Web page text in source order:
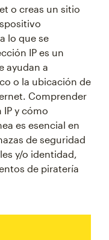
o creas un sitio
lo que se
IP es un
ayudan a
o la ubicación de
Comprender
y cómo
es esencial en
de seguridad
y/o identidad,
de piratería